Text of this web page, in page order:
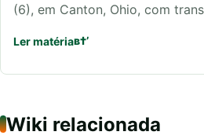
(6), em Canton, Ohio, com
Ler matéria
Wiki relacionada